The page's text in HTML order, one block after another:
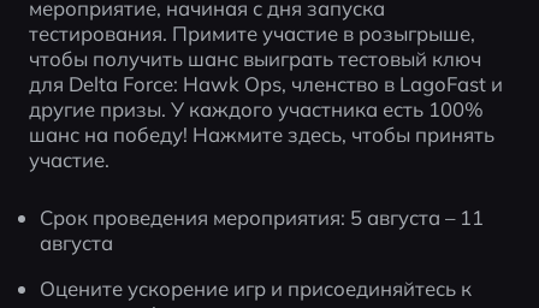
мероприятие, начиная с дня запуска
тестирования. Примите участие в розыгрыше,
чтобы получить шанс выиграть тестовый ключ
для Delta Force: Hawk Ops, членство в LagoFast и
другие призы. У каждого участника есть 100%
шанс на победу! Нажмите здесь, чтобы принять
участие.
Срок проведения мероприятия: 5 августа – 11
августа
Оцените ускорение игр и присоединяйтесь к